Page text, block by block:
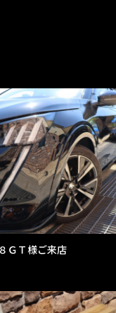
ＧＴ様ご来店